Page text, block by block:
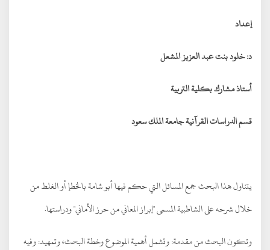
إعداد
د: خلود بنت عبد العزيز المشعل
أستاذ مشارك بكلية التربية
قسم الدراسات القرآنية جامعة الملك سعود
يتناول هذا البحث جمع المسائل التي حكم فيها أبو شامة بالخطإ أو الغلط من
خلال شرحه على الشاطبية المسمى "إبراز المعاني من حرز الأماني" ودراستها.
وتكون البحث من مقدمة: وتشمل أهمية الموضوع وخطة البحث، وتمهيد: وفيه